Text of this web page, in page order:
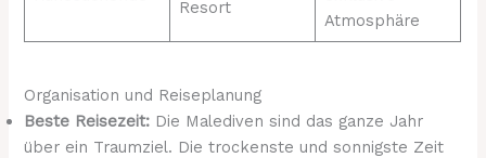
Resort
Atmosphäre
Organisation und Reiseplanung
Beste Reisezeit: Die Malediven sind das ganze Jahr
über ein Traumziel. Die trockenste und sonnigste Zeit